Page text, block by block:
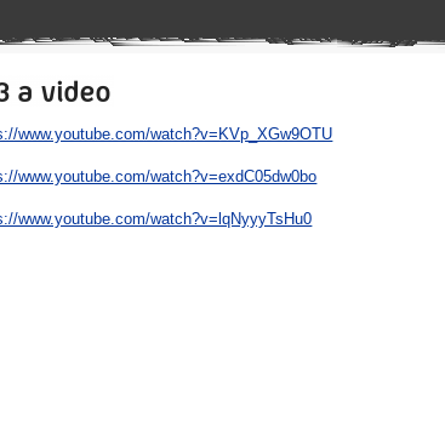
www.youtube.com/watch?v=KVp_XGw9OTU
www.youtube.com/watch?v=exdC05dw0bo
www.youtube.com/watch?v=lqNyyyTsHu0